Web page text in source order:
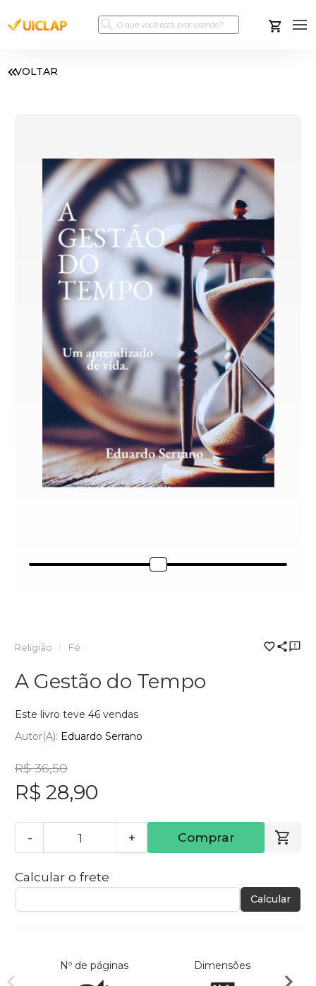
VOLTAR
Religião Fé
A Gestão do Tempo
Este livro teve 46 vendas
Autor(a): Eduardo Serrano
R$ 36,50
R$ 28,90
- + Comprar
Calcular o frete
Calcular
Nº de páginas Dimensões